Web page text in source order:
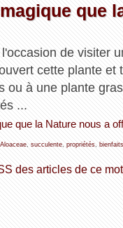
que
de visiter
cette plante
ou à une plante
...
que la Nature nous a
Aloaceae, succulente, propriétés, bienfaits
des articles de ce